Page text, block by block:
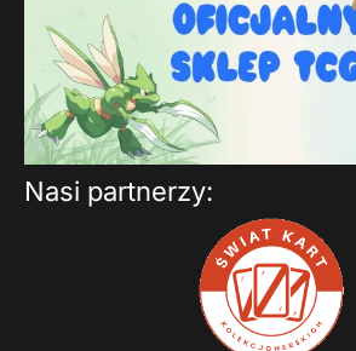
Nasi partnerzy: